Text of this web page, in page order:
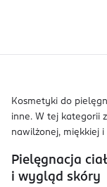
Kosmetyki do
inne. W tej kategorii
nawilżonej, miękkiej
Pielęgnacja
i wygląd skóry